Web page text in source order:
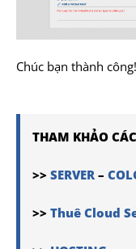
Chúc bạn thành công!
THAM KHẢO
>> SERVER –
>> Thuê Cloud